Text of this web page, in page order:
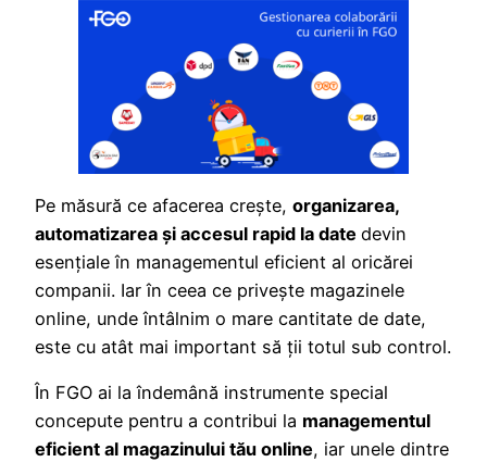
Pe măsură ce afacerea creşte, organizarea,
automatizarea şi accesul rapid la date devin
esenţiale în managementul eficient al oricărei
companii. Iar în ceea ce priveşte magazinele
online, unde întâlnim o mare cantitate de date,
este cu atât mai important să ţii totul sub control.
În FGO ai la îndemână instrumente special
concepute pentru a contribui la managementul
eficient al magazinului tău online, iar unele dintre